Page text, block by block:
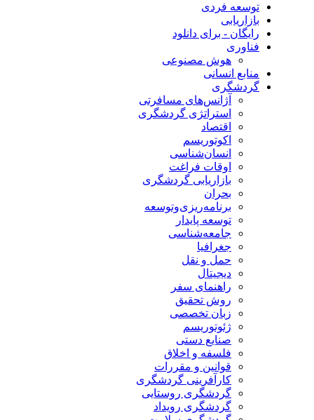
توسعه فردی
بازاریابی
رایگان - برای دانلود
فناوری
هوش مصنوعی
منابع انسانی
گردشگری
آژانس‌های مسافرتی
استراتژی گردشگری
اقتصاد
اکوتوریسم
انسان‌شناسی
اوقات فراغت
بازاریابی گردشگری
بحران
برنامه‌ریزی‌وتوسعه
توسعه پایدار
جامعه‌شناسی
جغرافیا
حمل و نقل
دیجیتال
راهنمای سفر
روش تحقیق
زبان تخصصی
ژئوتوریسم
صنایع دستی
فلسفه و اخلاق
قوانین و مقررات
کارآفرینی گردشگری
گردشگری روستایی
گردشگری رویداد